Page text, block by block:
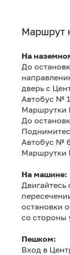
Маршрут
На
До
дверь с
Автобус №
Маршрутки
До
Автобус №
Маршрутки
На машине:
Двигайтесь
остановки
со стороны
Пешком:
Вход в